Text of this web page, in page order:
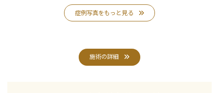
症例写真をもっと見る
施術の詳細